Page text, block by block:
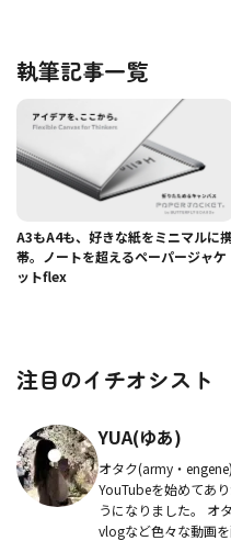
執筆記事一覧
A3もA4も、好きな紙をミニマルに
帯。ノートを超えるペーパージャケ
ットflex
注目のイチオシスト
YUA(ゆあ)
オタク(army・engene)の大学
YouTubeを始めてあ
うになりました。 オタクに関する情報や、役立つ収納グッズ、
vlogなど色々な動画